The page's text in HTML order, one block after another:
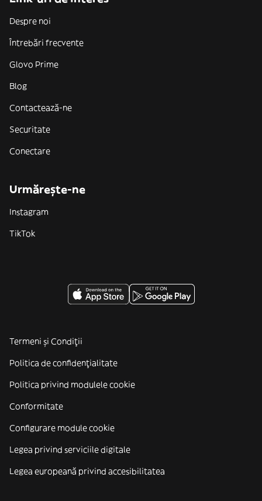
Despre noi
Întrebări frecvente
Glovo Prime
Blog
Contactează-ne
Securitate
Conectare
Urmărește-ne
Instagram
TikTok
Termeni și Condiții
Politica de confidenţialitate
Politica privind modulele cookie
Conformitate
Configurare module cookie
Legea privind serviciile digitale
Legea europeană privind accesibilitatea